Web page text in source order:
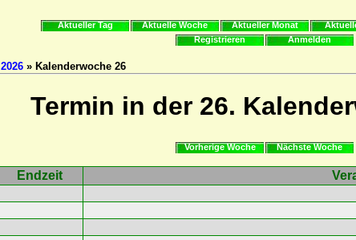
Aktueller Tag Aktuelle Woche Aktueller Monat
Registrieren
Anmelden
2026 » Kalenderwoche 26
Termin in der 26.
Vorherige Woche Nächste Woche
Endzeit